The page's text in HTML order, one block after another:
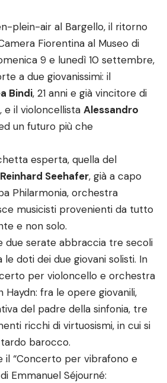
plein-air al Bargello, il ritorno
Fiorentina al Museo di
9 e lunedì 10 settembre,
a due giovanissimi: il
Bindi, 21 anni e già vincitore di
e il violoncellista Alessandro
un futuro più che
esperta, quella del
Reinhard Seehafer, già a capo
Philarmonia, orchestra
musicisti provenienti da tutto
e non solo.
due serate abbraccia tre secoli
le doti dei due giovani solisti. In
per violoncello e orchestra
Haydn: fra le opere giovanili,
del padre della sinfonia, tre
ricchi di virtuosismi, in cui si
barocco.
il “Concerto per vibrafono e
Emmanuel Séjourné: